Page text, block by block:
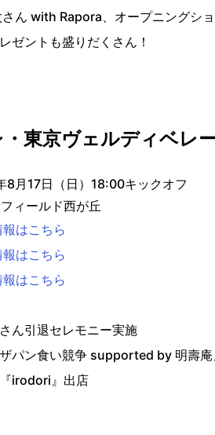
ん with Rapora、オープニングショ
ゼントも盛りだくさん！
・東京ヴェルディベレ
8月17日（日）18:00キックオフ
ィールド西が丘
はこちら
はこちら
はこちら
ん引退セレモニー実施
パン食い競争 supported by 明壽庵
irodori』出店